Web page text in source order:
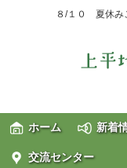
８/１０ 夏休み
ホーム 新着
交流センター